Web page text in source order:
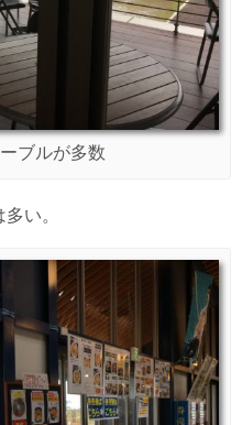
ブルが多数
い。